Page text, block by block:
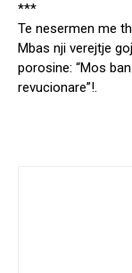
***
Te nesermen me
Mbas nji verejtje
porosine: “Mos
revucionare”!.